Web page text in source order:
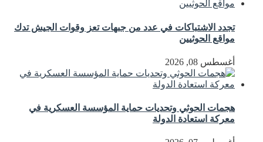
تجدد الاشتباكات في عدد من جبهات تعز وقوات الجيش تدك
مواقع الحوثيين
أغسطس 08, 2026
هجمات الحوثي وتحديات حماية المؤسسة العسكرية في
معركة استعادة الدولة